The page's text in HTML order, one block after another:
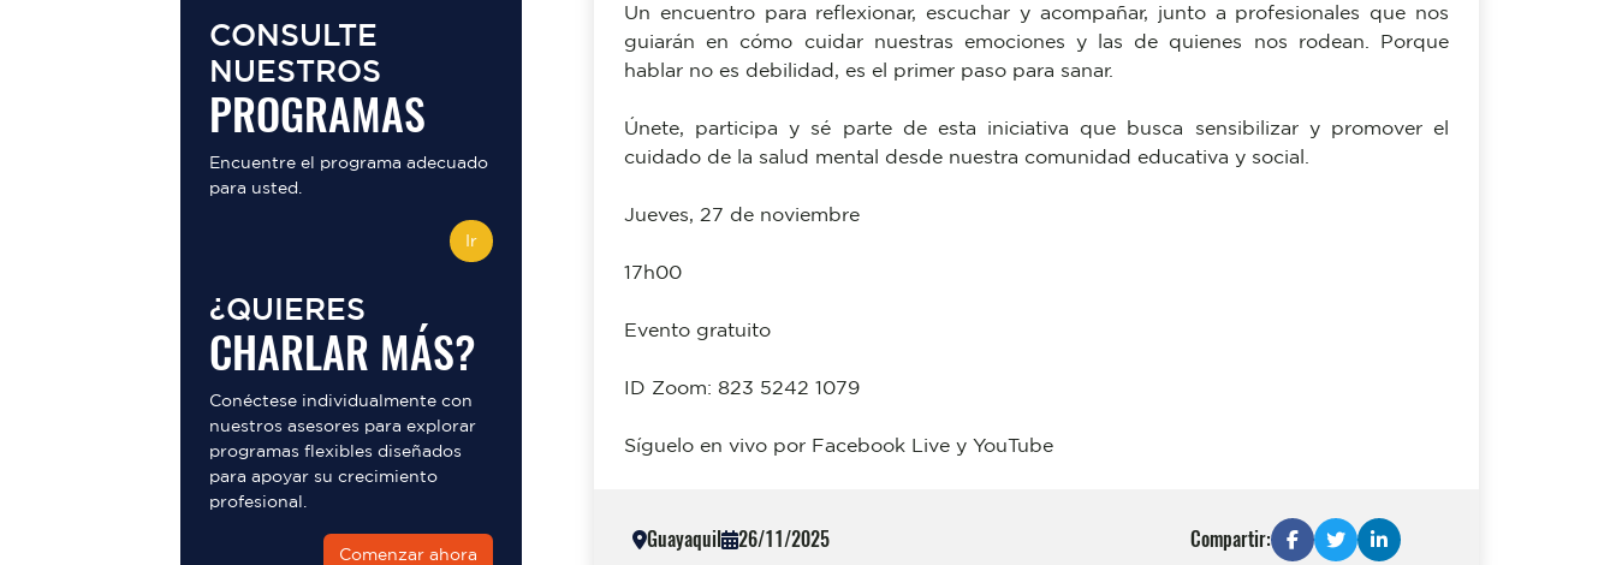
CONSULTE
NUESTROS
PROGRAMAS
Encuentre el programa adecuado
para usted.
Ir
¿QUIERES
CHARLAR MÁS?
Conéctese individualmente con
nuestros asesores para explorar
programas flexibles diseñados
para apoyar su crecimiento
profesional.
Comenzar ahora
Un encuentro para reflexionar, escuchar y acompañar, junto a profesionales que nos
guiarán en cómo cuidar nuestras emociones y las de quienes nos rodean. Porque
hablar no es debilidad, es el primer paso para sanar.
Únete, participa y sé parte de esta iniciativa que busca sensibilizar y promover el
cuidado de la salud mental desde nuestra comunidad educativa y social.
Jueves, 27 de noviembre
17h00
Evento gratuito
ID Zoom: 823 5242 1079
Síguelo en vivo por Facebook Live y YouTube
Guayaquil 26/11/2025 Compartir: